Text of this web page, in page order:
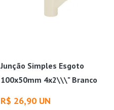
Junção Simples Esgoto
100x50mm 4x2\\\" Branco
R$ 26,90 UN